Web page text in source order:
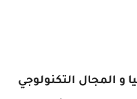
المجال التكنولوجي